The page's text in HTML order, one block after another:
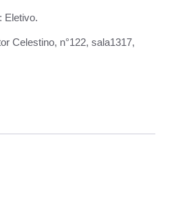
Eletivo.
Celestino, n°122, sala1317,